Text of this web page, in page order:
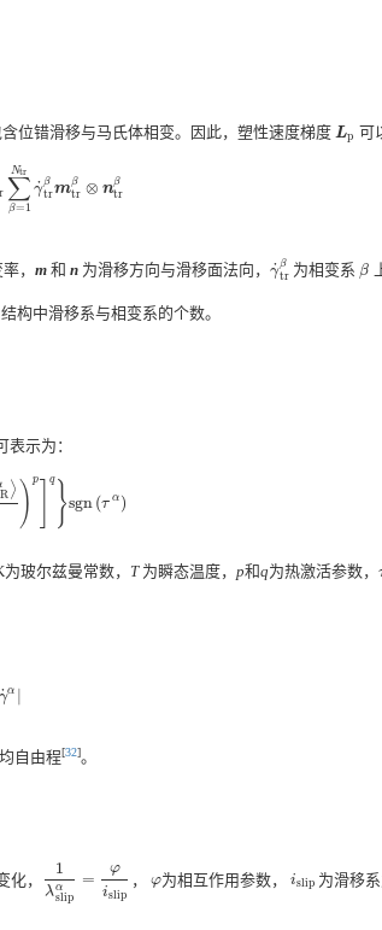
位错滑移与马氏体相变。因此，塑性速度梯度 Lp
Lp 可
r ∑
β=1
Ntr
γ
˙β
trmβ
tr ⊗ nβ
tr
1 N rγ˙trβmtr β⊗ntr
率，m 和n 为滑移方向与滑移面法向，γ
˙β
tr
γ˙tr β
为相变系 β
β
构中滑移系与相变系的个数。
表示为：
R⟩ ) p q }sgn(τ α )
Rα p gn(τα )
为玻尔兹曼常数， T为瞬态温度， p和q为热激活参数，
γ
˙α
|γ˙α
自由程[32]。
，
1
λα
slip
=
φ
islip
1λslip α= φislip， φ
φ为相互作用参数，islip
islip为滑移